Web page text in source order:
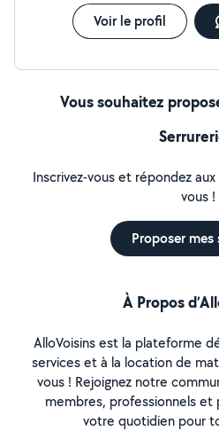
Voir le profil
Vous souhaitez
Inscrivez-vous et répondez
vous !
Proposer mes
À Propos
AlloVoisins est la plateforme
services et à la location de
vous ! Rejoignez notre
membres, professionnels
votre quotidien pour